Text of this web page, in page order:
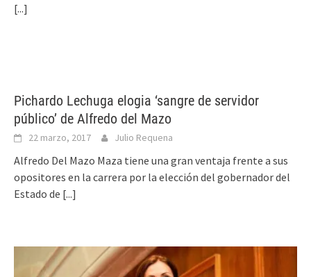
[...]
Pichardo Lechuga elogia ‘sangre de servidor
público’ de Alfredo del Mazo
22 marzo, 2017 Julio Requena
Alfredo Del Mazo Maza tiene una gran ventaja frente a sus
opositores en la carrera por la elección del gobernador del
Estado de [...]